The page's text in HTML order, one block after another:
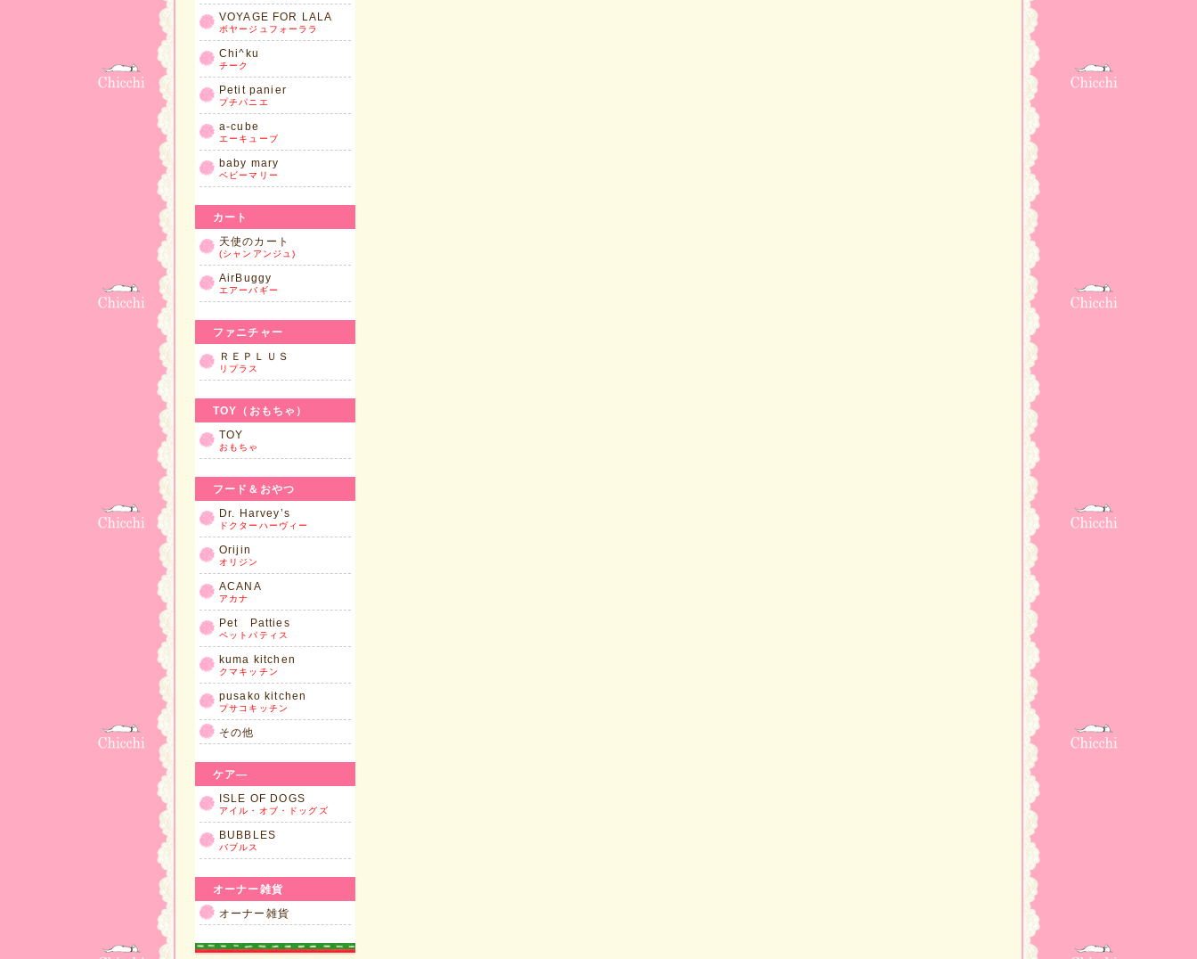
VOYAGE FOR LALA
ボヤージュフォーララ
Chi^ku
チーク
Petit panier
プチパニエ
a-cube
エーキューブ
baby mary
ベビーマリー
カート
天使のカート
(シャンアンジュ)
AirBuggy
エアーバギー
ファニチャー
ＲＥＰＬＵＳ
リプラス
TOY（おもちゃ）
TOY
おもちゃ
フード＆おやつ
Dr. Harvey’s
ドクターハーヴィー
Orijin
オリジン
ACANA
アカナ
Pet Patties
ペットパティス
kuma kitchen
クマキッチン
pusako kitchen
プサコキッチン
その他
ケア―
ISLE OF DOGS
アイル・オブ・ドッグズ
BUBBLES
バブルス
オーナー雑貨
オーナー雑貨